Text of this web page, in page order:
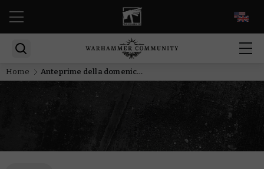
Home Anteprime della domenica: sta arrivando Armageddon